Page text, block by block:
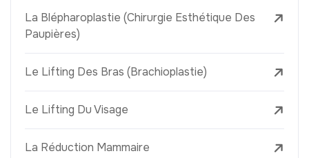
La Blépharoplastie (Chirurgie Esthétique Des
Paupières)
Le Lifting Des Bras (Brachioplastie)
Le Lifting Du Visage
La Réduction Mammaire